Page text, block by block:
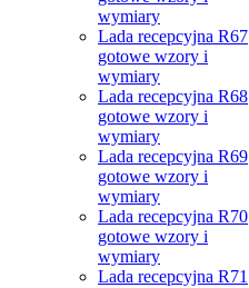
wymiary
Lada recepcyjna R67
gotowe wzory i
wymiary
Lada recepcyjna R68
gotowe wzory i
wymiary
Lada recepcyjna R69
gotowe wzory i
wymiary
Lada recepcyjna R70
gotowe wzory i
wymiary
Lada recepcyjna R71